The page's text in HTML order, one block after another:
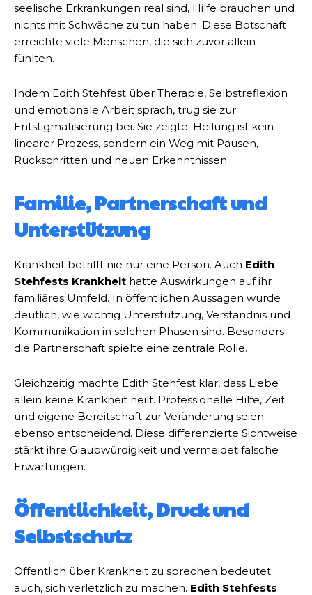
seelische Erkrankungen real sind, Hilfe brauchen und
nichts mit Schwäche zu tun haben. Diese Botschaft
erreichte viele Menschen, die sich zuvor allein
fühlten.
Indem Edith Stehfest über Therapie, Selbstreflexion
und emotionale Arbeit sprach, trug sie zur
Entstigmatisierung bei. Sie zeigte: Heilung ist kein
linearer Prozess, sondern ein Weg mit Pausen,
Rückschritten und neuen Erkenntnissen.
Familie, Partnerschaft und
Unterstützung
Krankheit betrifft nie nur eine Person. Auch Edith
Stehfests Krankheit hatte Auswirkungen auf ihr
familiäres Umfeld. In öffentlichen Aussagen wurde
deutlich, wie wichtig Unterstützung, Verständnis und
Kommunikation in solchen Phasen sind. Besonders
die Partnerschaft spielte eine zentrale Rolle.
Gleichzeitig machte Edith Stehfest klar, dass Liebe
allein keine Krankheit heilt. Professionelle Hilfe, Zeit
und eigene Bereitschaft zur Veränderung seien
ebenso entscheidend. Diese differenzierte Sichtweise
stärkt ihre Glaubwürdigkeit und vermeidet falsche
Erwartungen.
Öffentlichkeit, Druck und
Selbstschutz
Öffentlich über Krankheit zu sprechen bedeutet
auch, sich verletzlich zu machen. Edith Stehfests